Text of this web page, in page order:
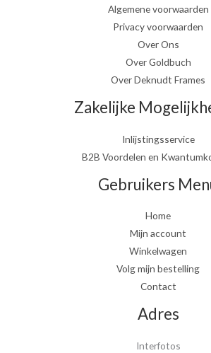
Algemene voorwaarden
Privacy voorwaarden
Over Ons
Over Goldbuch
Over Deknudt Frames
Zakelijke
Inlijstingsservice
B2B Voordelen en
Gebruikers
Home
Mijn account
Winkelwagen
Volg mijn bestelling
Contact
Adres
Interfotos